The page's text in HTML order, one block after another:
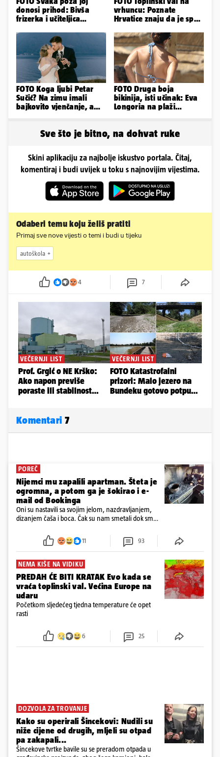
donosi prihod: Bivša
frizerka i učiteljica
Instagram
vrhuncu: Poznate
Hrvatice znaju da je spas
FOTO Koga ljubi Petar
Sučić? Na zimu imali
bajkovito vjenčanje, a
FOTO Druga boja
bikinija, isti učinak: Eva
Longoria na plaži
Sve što je bitno, na dohvat ruke
Skini aplikaciju za najbolje iskustvo portala. Čitaj,
komentiraj i budi uvijek u toku s najnovijim vijestima.
Odaberi temu koju želiš pratiti
Primaj sve nove vijesti o temi i budi u tijeku
autoškola
4 7
Komentari 7
POREČ
Nijemci mu zapalili apartman. Šteta je
ogromna, a potom ga je šokirao i e-
mail od Bookinga
Oni su nastavili sa svojim jelom, nazdravljanjem,
dizanjem čaša i boca. Čak su nam smetali dok smo
požar, rekao je vlasnik
11 93
NEMA KIŠE NA VIDIKU
PREDAH ĆE BITI KRATAK Evo kada se
vraća toplinski val. Većina Europe na
udaru
Početkom sljedećeg tjedna temperature će opet
rasti
6 25
DOZVOLA ZA TROVANJE
Kako su operirali Šincekovi: Nudili su
niže cijene od drugih, mljeli su otpad
pa zakapali...
Šincekove tvrtke bavile su se preradom otpada u